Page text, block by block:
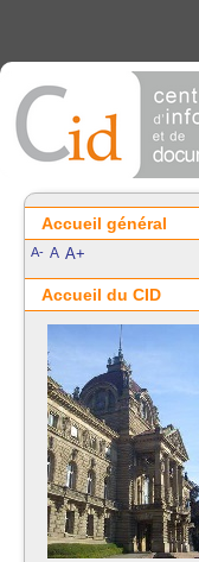
Accueil général
A- A A+
Accueil du CID